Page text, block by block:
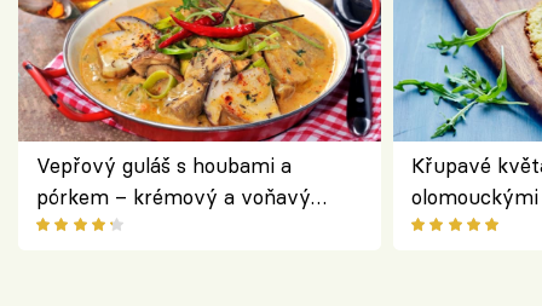
Vepřový guláš s houbami a
pórkem – krémový a voňavý
pokrm z jednoho hrnce
Křupavé
bezlepkový